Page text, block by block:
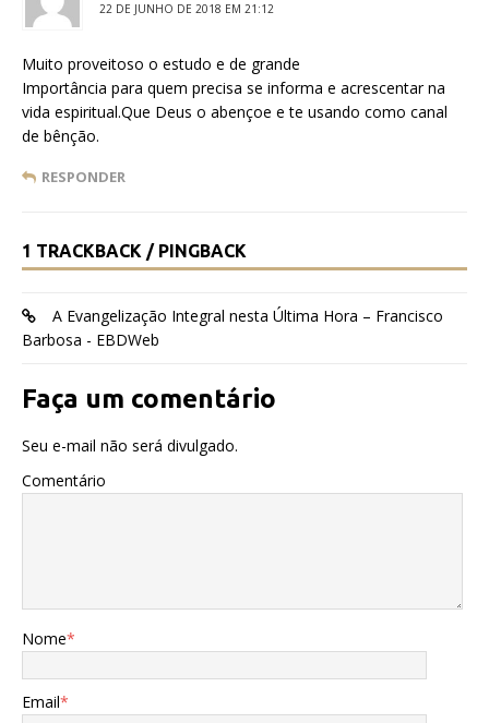
22 DE JUNHO DE 2018 EM 21:12
Muito proveitoso o estudo e de grande
Importância para quem precisa se informa e acrescentar na
vida espiritual.Que Deus o abençoe e te usando como canal
de bênção.
RESPONDER
1 TRACKBACK / PINGBACK
A Evangelização Integral nesta Última Hora – Francisco
Barbosa - EBDWeb
Faça um comentário
Seu e-mail não será divulgado.
Comentário
Nome*
Email*